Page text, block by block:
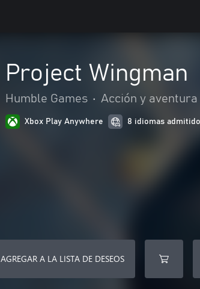
Project Wingman
Humble Games • Acción y aventura
Xbox Play Anywhere 8 idiomas
AGREGAR A LA LISTA DE DESEOS